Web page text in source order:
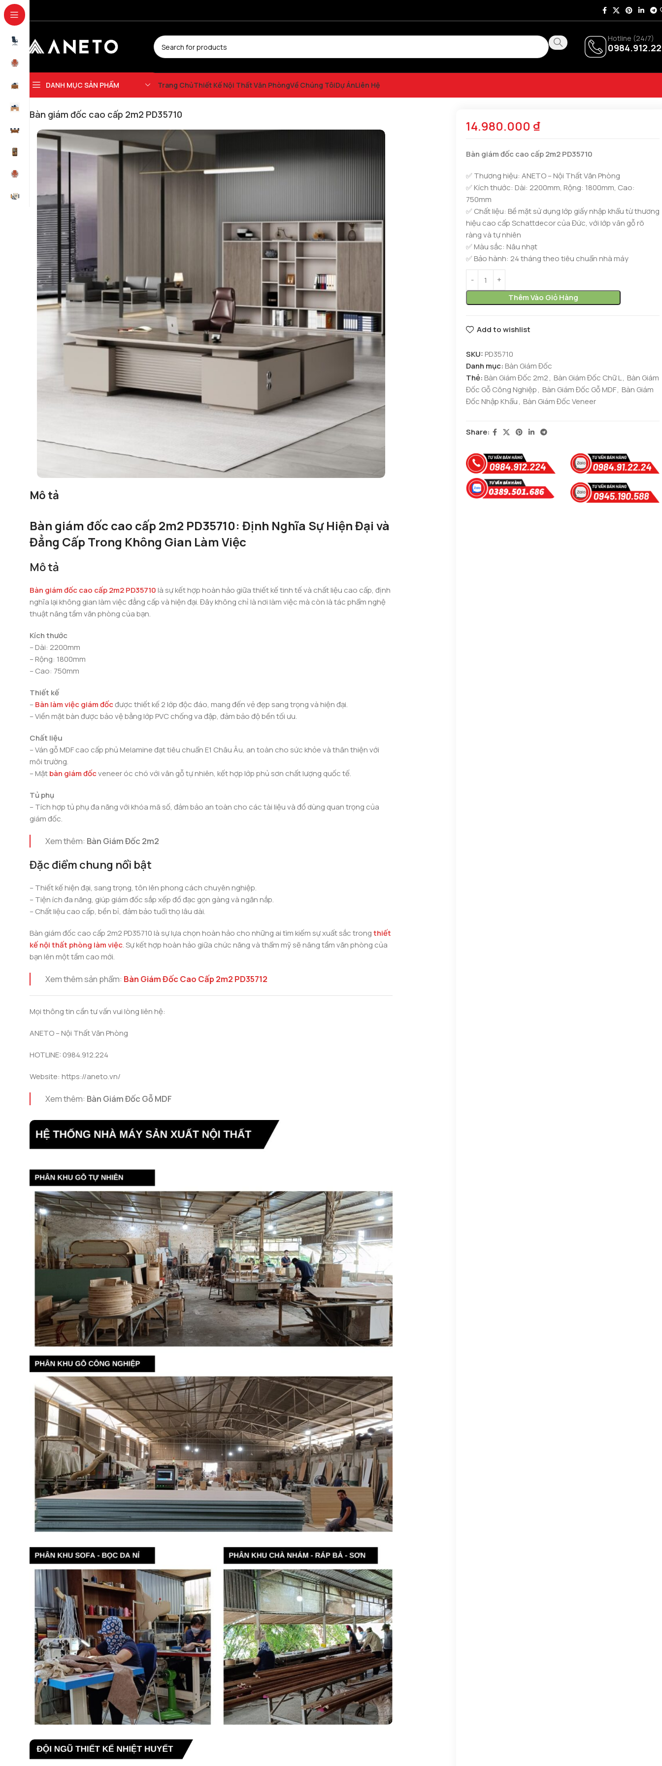
Hotline (24/7)
DANH MỤC SẢN PHẨM Trang ChủThiết Kế Nội Thất Văn PhòngVề Chúng TôiDự ÁnLiên Hệ
Bàn giám đốc cao cấp 2m2 PD35710
Mô tả
Bàn giám đốc cao cấp 2m2 PD35710: Định Nghĩa Sự Hiện Đại và
Đẳng Cấp Trong Không Gian Làm Việc
Mô tả
Bàn giám đốc cao cấp 2m2 PD35710là sự kết hợp hoàn hảo giữa thiết kế tinh tế và chất liệu cao cấp, định
nghĩa lại không gian làm việc đẳng cấp và hiện đại. Đây không chỉ là nơi làm việc mà còn là tác phẩm nghệ
thuật nâng tầm văn phòng của bạn.
Kích thước
– Dài: 2200mm
– Rộng: 1800mm
– Cao: 750mm
Thiết kế
–Bàn làm việc giám đốcđược thiết kế 2 lớp độc đáo, mang đến vẻ đẹp sang trọng và hiện đại.
– Viền mặt bàn được bảo vệ bằng lớp PVC chống va đập, đảm bảo độ bền tối ưu.
Chất liệu
– Ván gỗ MDF cao cấp phủ Melamine đạt tiêu chuẩn E1 Châu Âu, an toàn cho sức khỏe và thân thiện với
môi trường.
– Mặtbàn giám đốcveneer óc chó với vân gỗ tự nhiên, kết hợp lớp phủ sơn chất lượng quốc tế.
Tủ phụ
– Tích hợp tủ phụ đa năng với khóa mã số, đảm bảo an toàn cho các tài liệu và đồ dùng quan trọng của
giám đốc.
Xem thêm: Bàn Giám Đốc 2m2
Đặc điểm chung nổi bật
– Thiết kế hiện đại, sang trọng, tôn lên phong cách chuyên nghiệp.
– Tiện ích đa năng, giúp giám đốc sắp xếp đồ đạc gọn gàng và ngăn nắp.
– Chất liệu cao cấp, bền bỉ, đảm bảo tuổi thọ lâu dài.
Bàn giám đốc cao cấp 2m2 PD35710 là sự lựa chọn hoàn hảo cho những ai tìm kiếm sự xuất sắc trongthiết
kế nội thất phòng làm việc. Sự kết hợp hoàn hảo giữa chức năng và thẩm mỹ sẽ nâng tầm văn phòng của
bạn lên một tầm cao mới.
Xem thêm sản phẩm: Bàn Giám Đốc Cao Cấp 2m2 PD35712
Mọi thông tin cần tư vấn vui lòng liên hệ:
ANETO – Nội Thất Văn Phòng
HOTLINE: 0984.912.224
Website: https://aneto.vn/
Xem thêm: Bàn Giám Đốc Gỗ MDF
14.980.000 ₫
Bàn giám đốc cao cấp 2m2 PD35710
✅ Thương hiệu: ANETO – Nội Thất Văn Phòng
✅ Kích thước: Dài: 2200mm, Rộng: 1800mm, Cao:
750mm
✅ Chất liệu: Bề mặt sử dụng lớp giấy nhập khẩu từ thương
hiệu cao cấp Schattdecor của Đức, với lớp vân gỗ rõ
ràng và tự nhiên
✅ Màu sắc: Nâu nhạt
✅ Bảo hành: 24 tháng theo tiêu chuẩn nhà máy
Thêm Vào Giỏ Hàng
Add to wishlist
SKU:PD35710
Danh mục:Bàn Giám Đốc
Thẻ:Bàn Giám Đốc 2m2, Bàn Giám Đốc Chữ L, Bàn Giám
Đốc Gỗ Công Nghiệp, Bàn Giám Đốc Gỗ MDF, Bàn Giám
Đốc Nhập Khẩu, Bàn Giám Đốc Veneer
Share: